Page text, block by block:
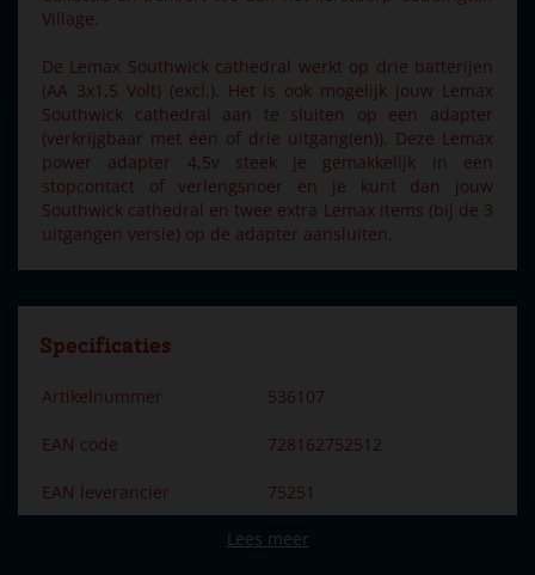
Village.
De Lemax Southwick cathedral werkt op drie batterijen
(AA 3x1,5 Volt) (excl.). Het is ook mogelijk jouw Lemax
Southwick cathedral aan te sluiten op een adapter
(verkrijgbaar met één of drie uitgang(en)). Deze Lemax
power adapter 4,5v steek je gemakkelijk in een
stopcontact of verlengsnoer en je kunt dan jouw
Southwick cathedral en twee extra Lemax items (bij de 3
uitgangen versie) op de adapter aansluiten.
Specificaties
Artikelnummer 536107
EAN code 728162752512
EAN leverancier 75251
Lemax
Lees meer